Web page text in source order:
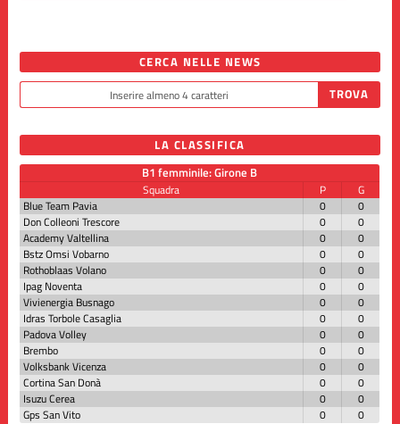
CERCA NELLE NEWS
LA CLASSIFICA
B1 femminile: Girone B
Squadra P
G
Blue Team Pavia
0
0
Don Colleoni Trescore
0
0
Academy Valtellina
0
0
Bstz Omsi Vobarno
0
0
Rothoblaas Volano
0
0
Ipag Noventa
0
0
Vivienergia Busnago
0
0
Idras Torbole Casaglia
0
0
Padova Volley
0
0
Brembo
0
0
Volksbank Vicenza
0
0
Cortina San Donà
0
0
Isuzu Cerea
0
0
Gps San Vito
0 0